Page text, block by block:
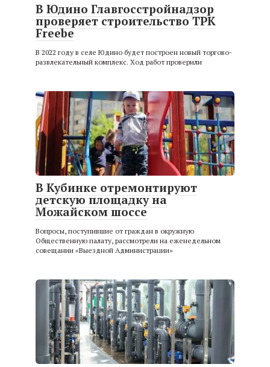
В Юдино Главгосстройнадзор
проверяет строительство ТРК
Freebe
В 2022 году в селе Юдино будет построен новый торгово-
развлекательный комплекс. Ход работ проверили
В Кубинке отремонтируют
детскую площадку на
Можайском шоссе
Вопросы, поступившие от граждан в окружную
Общественную палату, рассмотрели на еженедельном
совещании «Выездной Администрации»